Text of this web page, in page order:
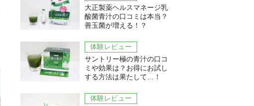
大正製薬ヘルスマネージ乳
酸菌青汁の口コミは本当？
善玉菌が増える！？
体験レビュー
サントリー極の青汁の口コ
ミや効果は？お得にお試し
する方法は果たして…！
体験レビュー